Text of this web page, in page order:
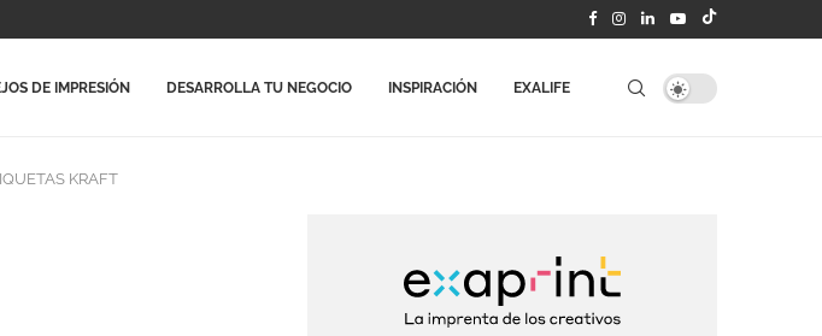
DE IMPRESIÓN DESARROLLA TU NEGOCIO INSPIRACIÓN EXALIFE
KRAFT